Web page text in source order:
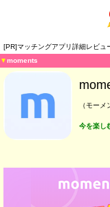
[PR]マッチングアプリ詳細レビュ
▼moments
（モーメ
今を楽し